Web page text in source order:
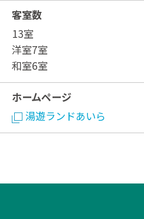
客室数
13室
洋室7室
和室6室
ホームページ
湯遊ランドあいら